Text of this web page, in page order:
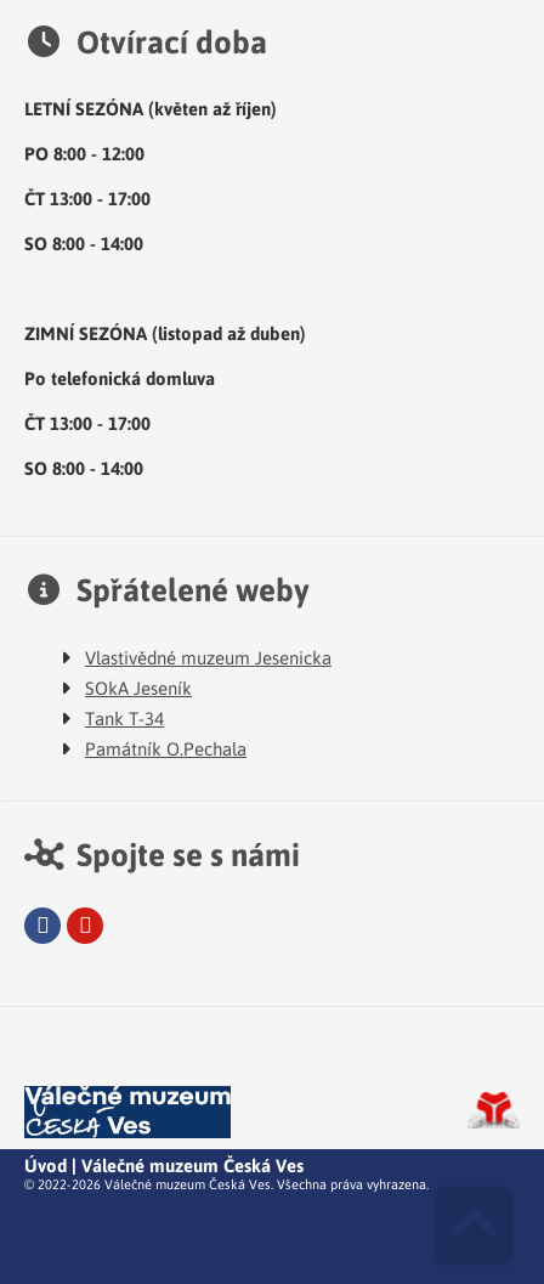
Otvírací doba
LETNÍ SEZÓNA (květen až říjen)
PO 8:00 - 12:00
ČT 13:00 - 17:00
SO 8:00 - 14:00
ZIMNÍ SEZÓNA (listopad až duben)
Po telefonická domluva
ČT 13:00 - 17:00
SO 8:00 - 14:00
Spřátelené weby
Vlastivědné muzeum Jesenicka
SOkA Jeseník
Tank T-34
Památník O.Pechala
Spojte se s námi
Facebook
Úvod | Válečné muzeum Česká Ves
© 2022-2026 Válečné muzeum Česká Ves. Všechna práva vyhrazena.